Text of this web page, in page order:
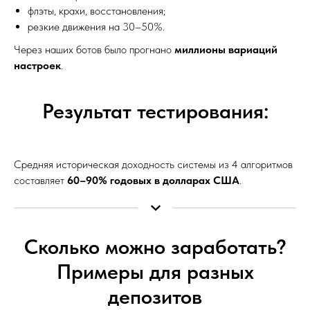
флэты, крахи, восстановления;
резкие движения на 30–50%.
Через наших ботов было прогнано миллионы вариаций
настроек.
Результат тестирования:
Средняя историческая доходность системы из 4 алгоритмов
составляет 60–90% годовых в долларах США.
Сколько можно заработать?
Примеры для разных
депозитов